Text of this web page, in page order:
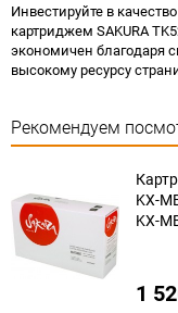
Инвестируйте в
картриджем SAKURA
экономичен благодаря
высокому ресурсу
Рекомендуем
KX-
KX-
1